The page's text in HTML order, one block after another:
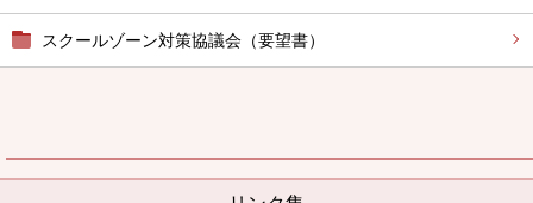
スクールゾーン対策協議会（要望書）